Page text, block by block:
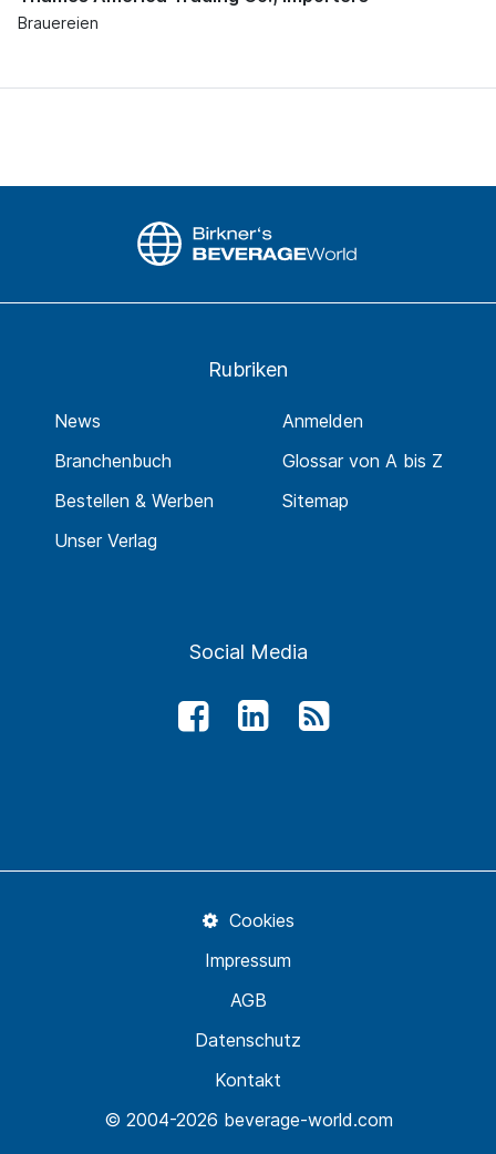
Brauereien
Rubriken
News
Branchenbuch
Bestellen & Werben
Unser Verlag
Anmelden
Glossar von A bis Z
Sitemap
Social Media
© 2004-2026 beverage-world.com
Kontakt
Datenschutz
AGB
Impressum
Cookies